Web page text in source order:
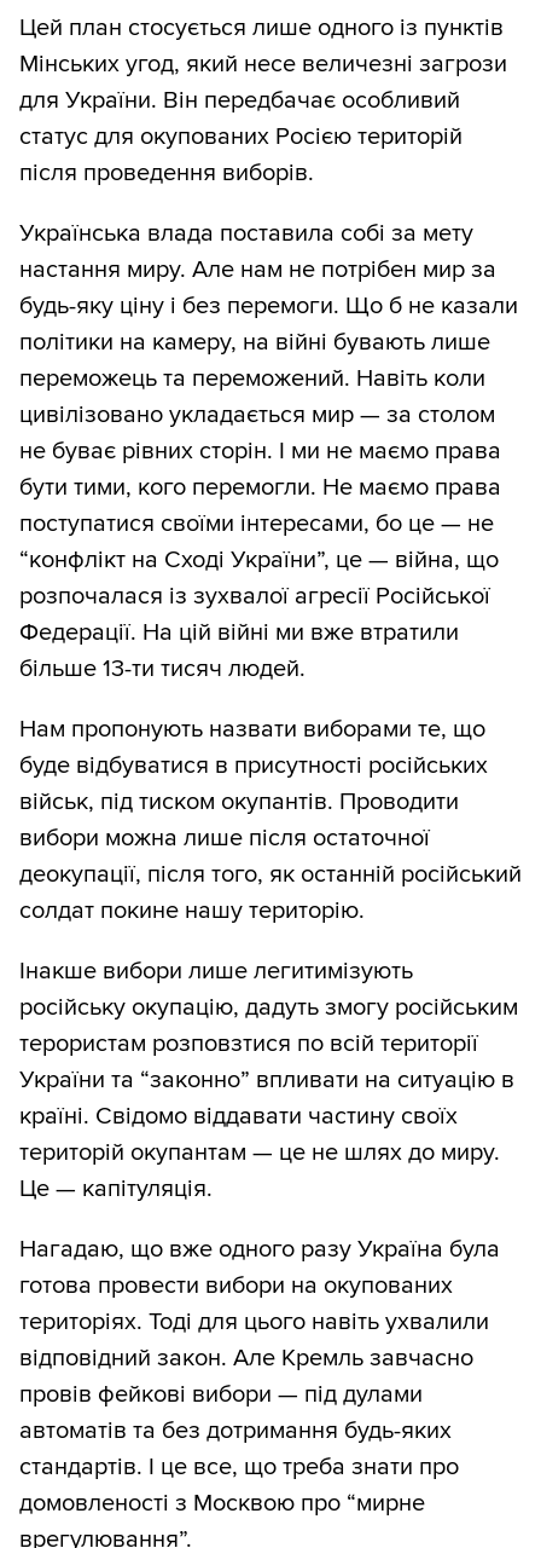
Цей план стосується лише одного із пунктів
Мінських угод, який несе величезні загрози
для України. Він передбачає особливий
статус для окупованих Росією територій
після проведення виборів.
Українська влада поставила собі за мету
настання миру. Але нам не потрібен мир за
будь-яку ціну і без перемоги. Що б не казали
політики на камеру, на війні бувають лише
переможець та переможений. Навіть коли
цивілізовано укладається мир — за столом
не буває рівних сторін. І ми не маємо права
бути тими, кого перемогли. Не маємо права
поступатися своїми інтересами, бо це — не
“конфлікт на Сході України”, це — війна, що
розпочалася із зухвалої агресії Російської
Федерації. На цій війні ми вже втратили
більше 13-ти тисяч людей.
Нам пропонують назвати виборами те, що
буде відбуватися в присутності російських
військ, під тиском окупантів. Проводити
вибори можна лише після остаточної
деокупації, після того, як останній російський
солдат покине нашу територію.
Інакше вибори лише легитимізують
російську окупацію, дадуть змогу російським
терористам розповзтися по всій території
України та “законно” впливати на ситуацію в
країні. Свідомо віддавати частину своїх
територій окупантам — це не шлях до миру.
Це — капітуляція.
Нагадаю, що вже одного разу Україна була
готова провести вибори на окупованих
територіях. Тоді для цього навіть ухвалили
відповідний закон. Але Кремль завчасно
провів фейкові вибори — під дулами
автоматів та без дотримання будь-яких
стандартів. І це все, що треба знати про
домовленості з Москвою про “мирне
врегулювання”.